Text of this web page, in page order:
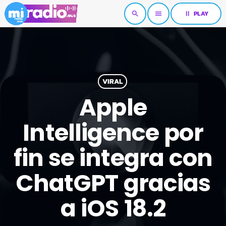
search menu pause PLAY
VIRAL
Apple
Intelligence por
fin se integra con
ChatGPT gracias
a iOS 18.2